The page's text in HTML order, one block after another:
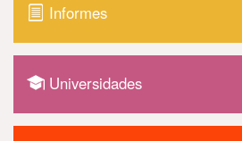
Informes
Universidades